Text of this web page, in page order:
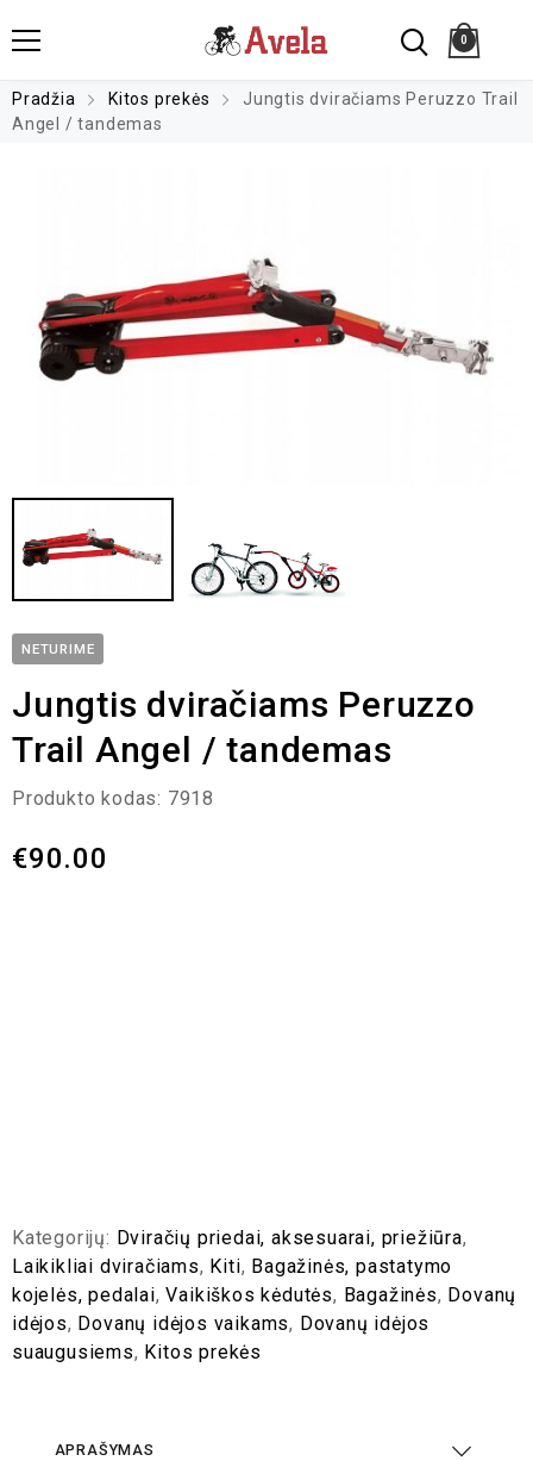
0
Pradžia Kitos prekės
Jungtis dviračiams Peruzzo Trail
Angel / tandemas
NETURIME
Jungtis dviračiams Peruzzo
Trail Angel / tandemas
Produkto kodas: 7918
€90.00
Kategorijų: Dviračių priedai, aksesuarai, priežiūra,
Laikikliai dviračiams, Kiti, Bagažinės, pastatymo
kojelės, pedalai,Vaikiškos kėdutės, Bagažinės, Dovanų
idėjos, Dovanų idėjos vaikams, Dovanų idėjos
suaugusiems, Kitos prekės
APRAŠYMAS